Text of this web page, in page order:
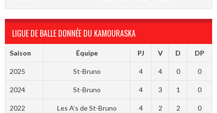
LIGUE DE BALLE DONNÉE DU KAMOURASKA
Saison Équipe PJ V D DP
2025 St-Bruno 4 4 0 0
2024 St-Bruno 4 3 1 0
2022 Les A’s de St-Bruno 4 2 2 0